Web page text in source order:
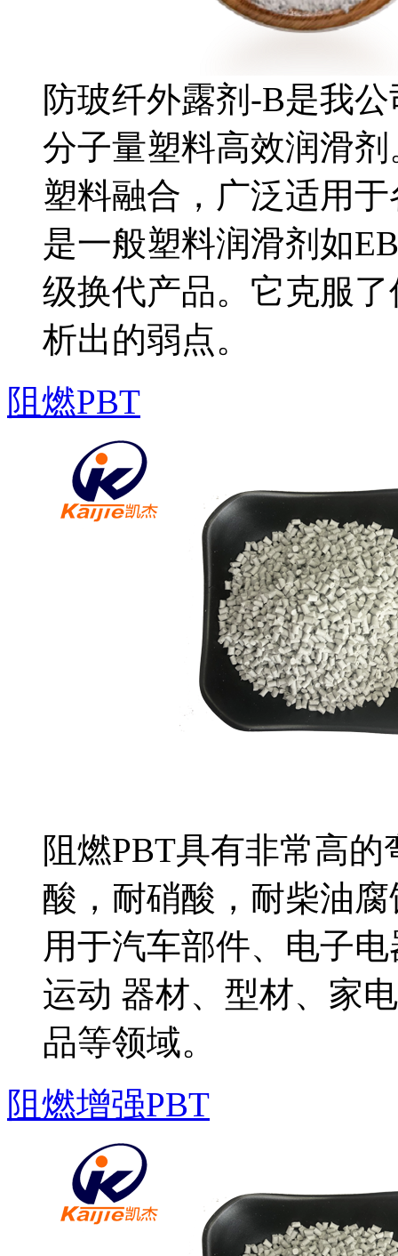
防玻纤外露剂-B是我
分子量塑料高效润滑
塑料融合，广泛适用
是一般塑料润滑剂如
级换代产品。它克服
析出的弱点。
阻燃PBT
阻燃PBT具有非常高
酸，耐硝酸，耐柴油
用于汽车部件、电子
运动 器材、型材、家
品等领域。
阻燃增强PBT